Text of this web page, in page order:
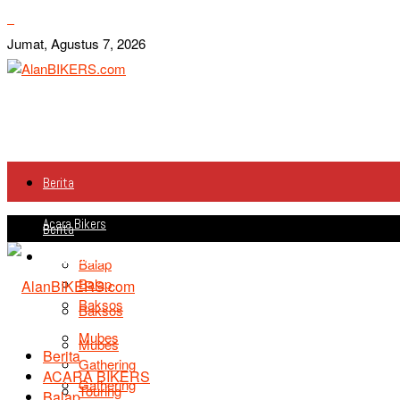
Jumat, Agustus 7, 2026
Berita
Acara Bikers
Balap
Baksos
Mubes
Gathering
Berita
Acara Bikers
Balap
Baksos
Mubes
Gathering
Touring
Berita
ACARA BIKERS